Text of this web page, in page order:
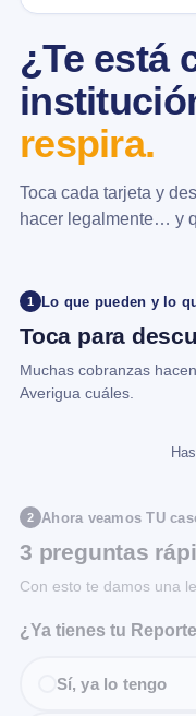
¿Te está
respira.
Toca cada tarjeta y
hacer legalmente… y
1 Lo que pueden y lo
Toca para
Muchas cobranzas
Averigua cuáles.
2 Ahora veamos TU
3 preguntas
Con esto te damos una
¿Ya tienes tu
Sí, ya lo tengo